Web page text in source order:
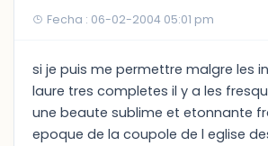
Fecha : 06-02-2004 05:01 pm
si je puis me permettre malgre les
laure tres completes il y a les
une beaute sublime et etonnante
epoque de la coupole de l eglise